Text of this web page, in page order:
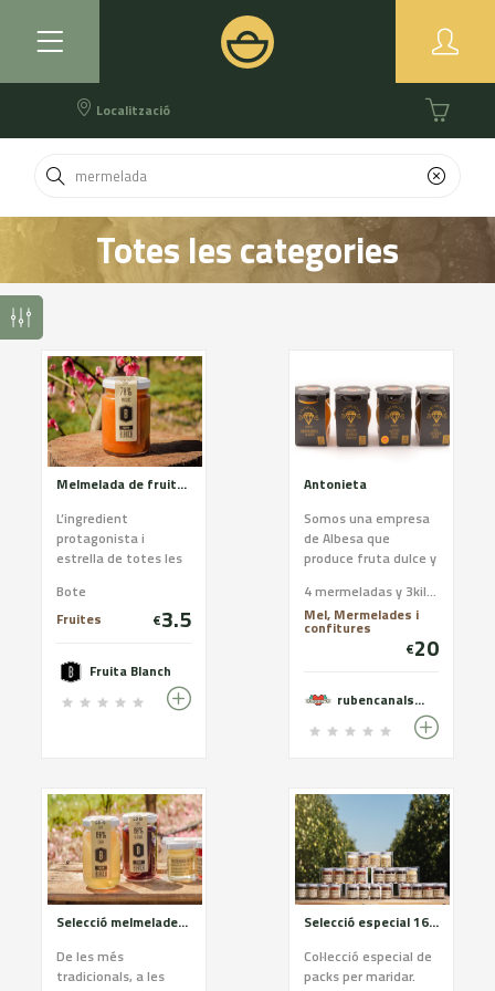
Localització
Totes les categories
Melmelada de fruita i verdures
L’ingredient
protagonista i
estrella de totes les
és la fruita i
hortalisses. Més
sucre i textura
excel·lent. Escolliu la
varietat de producte
carabassa, ceba,
codony, figa, kiwi,
pebrot verd, pebrot
vermell, taronja,
tomàquet.
Bote
Fruites
€3.5
Fruita Blanch
Antonieta
Somos una empresa
de Albesa que
produce fruta dulce y
elaboramos con
parte de nuestra
fruta mermeladas
gourmet sin azúcares
4 mermeladas y 3kilos de fruta recién recogida del arbol
Mel, Mermelades i
confitures
€20
rubencanalsborras@gmail.com
Selecció melmelades gamberres
De les més
tradicionals, a les
Selecció especial 16 gustos
Col·lecció especial de
packs per maridar.